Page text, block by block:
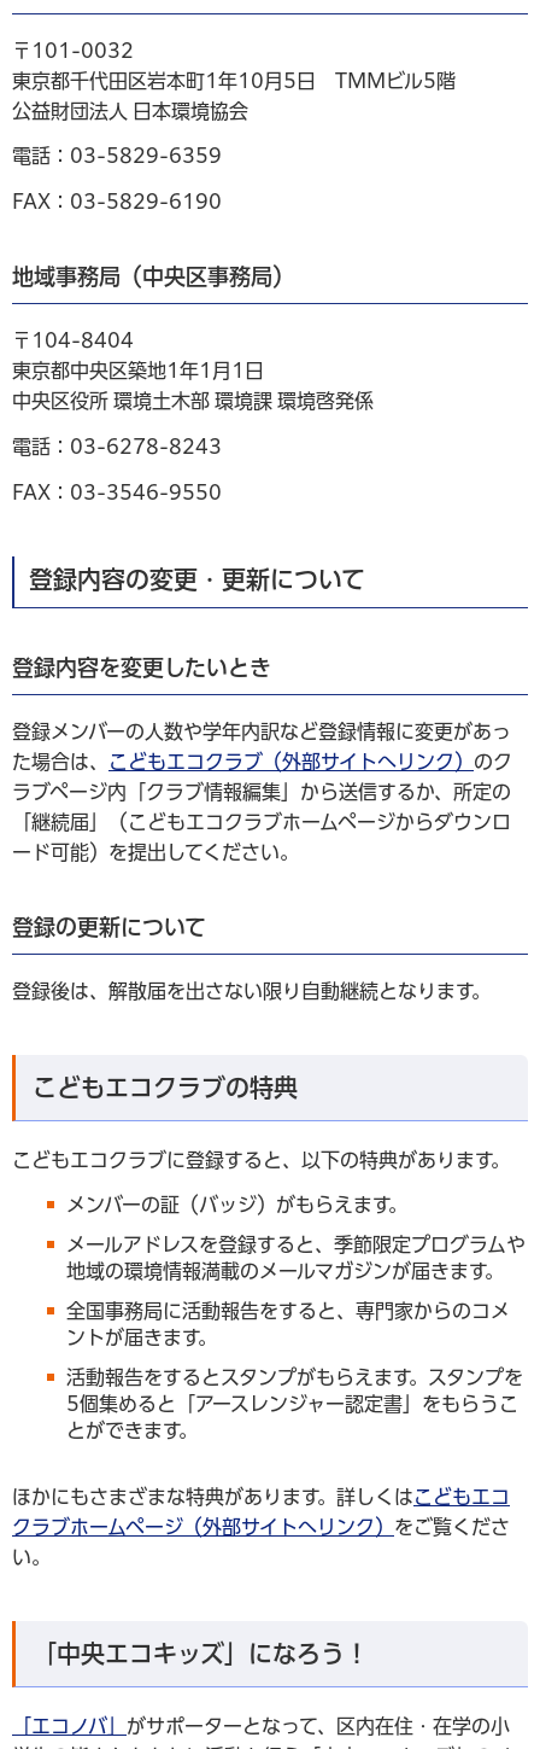
〒101-0032
東京都千代田区岩本町1年10月5日 TMMビル5階
公益財団法人 日本環境協会
電話：03-5829-6359
FAX：03-5829-6190
地域事務局（中央区事務局）
〒104-8404
東京都中央区築地1年1月1日
中央区役所 環境土木部 環境課 環境啓発係
電話：03-6278-8243
FAX：03-3546-9550
登録内容の変更・更新について
登録内容を変更したいとき
登録メンバーの人数や学年内訳など登録情報に変更があっ
た場合は、
こどもエコクラブ（外部サイトへリンク） のク
ラブページ内「クラブ情報編集」から送信するか、所定の
「継続届」（こどもエコクラブホームページからダウンロ
ード可能）を提出してください。
登録の更新について
登録後は、解散届を出さない限り自動継続となります。
こどもエコクラブの特典
こどもエコクラブに登録すると、以下の特典があります。
メンバーの証（バッジ）がもらえます。
メールアドレスを登録すると、季節限定プログラムや
地域の環境情報満載のメールマガジンが届きます。
全国事務局に活動報告をすると、専門家からのコメ
ントが届きます。
活動報告をするとスタンプがもらえます。スタンプを
5個集めると「アースレンジャー認定書」をもらうこ
とができます。
ほかにもさまざまな特典があります。詳しくはこどもエコ
クラブホームページ（外部サイトへリンク） をご覧くださ
い。
「中央エコキッズ」になろう！
「エコノバ」 がサポーターとなって、区内在住・在学の小